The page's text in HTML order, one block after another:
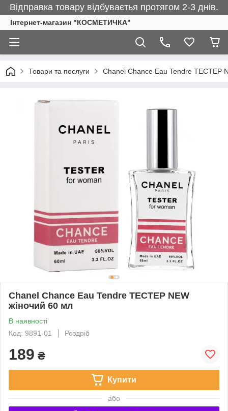
Відправка товару відбуваєтья протягом 2-3 днів.
Інтернет-магазин "КОСМЕТИЧКА"
Товари та послуги Chanel Chance Eau Tendre ТЕСТЕР
Chanel Chance Eau Tendre ТЕСТЕР NEW
жіночий 60 мл
В наявності
Код: 9891-01
Роздріб
189 ₴
Купити
або